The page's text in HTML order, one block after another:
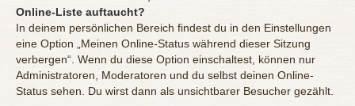
Online-Liste auftaucht?
In deinem persönlichen Bereich findest du in den Einstellungen
eine Option „Meinen Online-Status während dieser Sitzung
verbergen“. Wenn du diese Option einschaltest, können nur
Administratoren, Moderatoren und du selbst deinen Online-
Status sehen. Du wirst dann als unsichtbarer Besucher gezählt.